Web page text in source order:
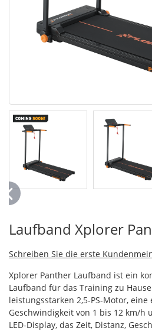
Laufband Xplorer
Schreiben Sie die erste
Xplorer Panther Laufband ist ein
Laufband für das Training zu
leistungsstarken 2,5-PS-Motor,
Geschwindigkeit von 1 bis 12 km/h
LED-Display, das Zeit, Distanz,